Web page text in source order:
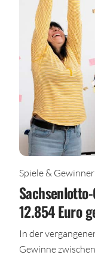
Spiele &
12.854 Euro
In der
Gewinne